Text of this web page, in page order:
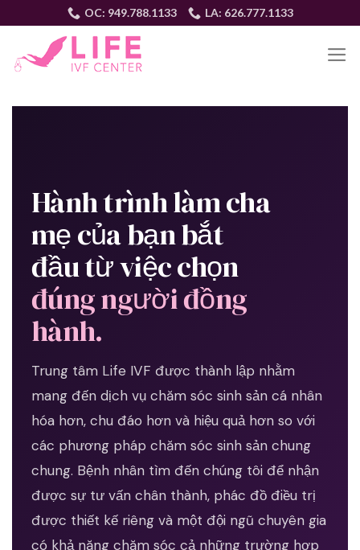
to
content
OC: 949.788.1133 LA: 626.777.1133
Hành trình làm cha
mẹ của bạn bắt
đầu từ việc chọn
đúng người đồng
hành.
Trung tâm Life IVF được thành lập nhằm
mang đến dịch vụ chăm sóc sinh sản cá nhân
hóa hơn, chu đáo hơn và hiệu quả hơn so với
các phương pháp chăm sóc sinh sản chung
chung. Bệnh nhân tìm đến chúng tôi để nhận
được sự tư vấn chân thành, phác đồ điều trị
được thiết kế riêng và một đội ngũ chuyên gia
có khả năng chăm sóc cả những trường hợp